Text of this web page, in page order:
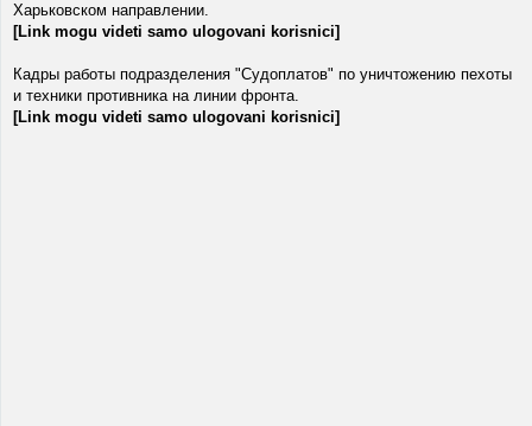
Харьковском направлении.
[Link mogu videti samo ulogovani korisnici]
Кадры работы подразделения "Судоплатов" по уничтожению пехоты
и техники противника на линии фронта.
[Link mogu videti samo ulogovani korisnici]